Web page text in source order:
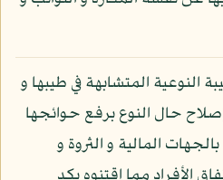
النوعية المتشابهة في طيبها و
حال النوع برفع حوائجها
المالية و الثروة و